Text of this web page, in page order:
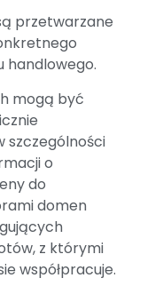
przetwarzane
handlowego.
mogą być
szczególności
o
do
domen
z którymi
współpracuje.